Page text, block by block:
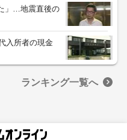
」…地震直後の
入所者の現金
ランキング一覧へ